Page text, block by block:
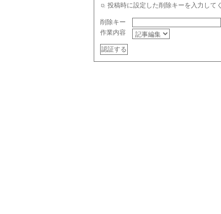
投稿時に設定した削除キーを入力して
削除キー
作業内容